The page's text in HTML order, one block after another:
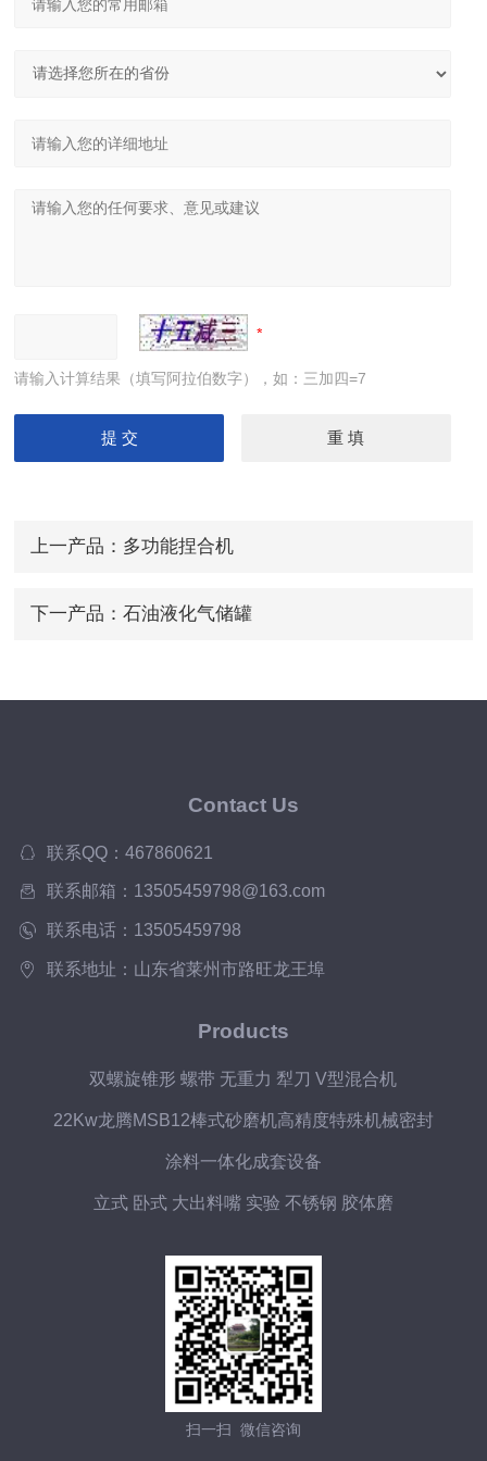
请输入计算结果（填写阿拉伯数字），如：三加四=7
上一产品： 多功能捏合机
下一产品： 石油液化气储罐
Contact Us
联系QQ：467860621
联系邮箱：13505459798@163.com
联系电话：13505459798
联系地址：山东省莱州市路旺龙王埠
Products
双螺旋锥形 螺带 无重力 犁刀 V型混合机
22Kw龙腾MSB12棒式砂磨机高精度特殊机械密封
涂料一体化成套设备
立式 卧式 大出料嘴 实验 不锈钢 胶体磨
扫一扫 微信咨询